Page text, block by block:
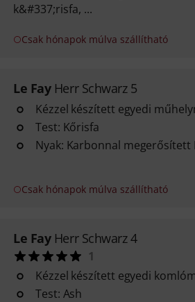
k&#337;risfa, ...
Csak hónapok múlva szállítható
Le Fay Herr Schwarz 5
Kézzel készített egyedi
Test: Kőrisfa
Nyak: Karbonnal megerősített
Csak hónapok múlva szállítható
Le Fay Herr Schwarz 4
1
Kézzel készített egyedi
Test: Ash